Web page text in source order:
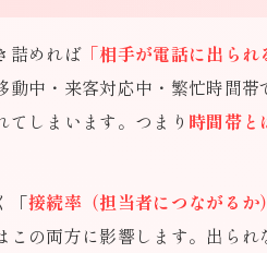
詰めれば「相手が電話に出られ
動中・来客対応中・繁忙時間
てしまいます。つまり 時間帯と
「接続率（担当者につながるか）
この両方に影響します。出ら